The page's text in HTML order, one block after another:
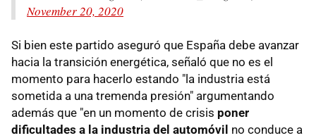
November 20, 2020
Si bien este partido aseguró que España debe avanzar
hacia la transición energética, señaló que no es el
momento para hacerlo estando "la industria está
sometida a una tremenda presión" argumentando
además que "en un momento de crisis poner
dificultades a la industria del automóvil no conduce a